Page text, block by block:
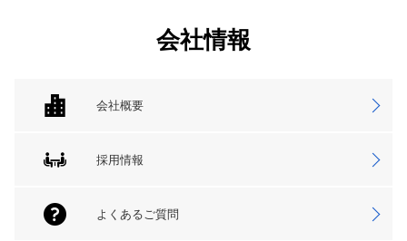
会社情報
会社概要
採用情報
よくあるご質問